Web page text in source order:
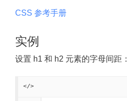
CSS 参考手册
实例
设置 h1 和 h2 元素的字母间距：
</>